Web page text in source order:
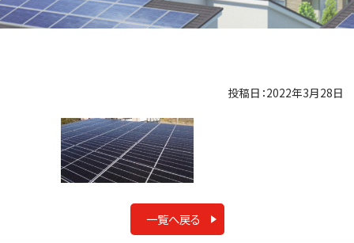
投稿日：2022年3月28日
一覧へ戻る